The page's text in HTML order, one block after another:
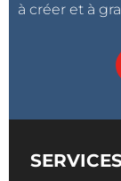
à créer et à